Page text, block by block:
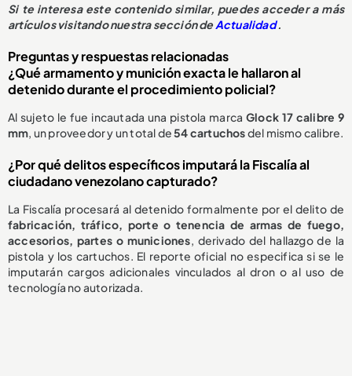
Si te interesa este contenido similar, puedes acceder a más
artículos visitando nuestra sección deActualidad.
Preguntas y respuestas relacionadas
¿Qué armamento y munición exacta le hallaron al
detenido durante el procedimiento policial?
Al sujeto le fue incautada una pistola marca Glock 17 calibre 9
mm, un proveedor y un total de54 cartuchosdel mismo calibre.
¿Por qué delitos específicos imputará la Fiscalía al
ciudadano venezolano capturado?
La Fiscalía procesará al detenido formalmente por el delito de
fabricación, tráfico, porte o tenencia de armas de fuego,
accesorios, partes o municiones, derivado del hallazgo de la
pistola y los cartuchos. El reporte oficial no especifica si se le
imputarán cargos adicionales vinculados al dron o al uso de
tecnología no autorizada.